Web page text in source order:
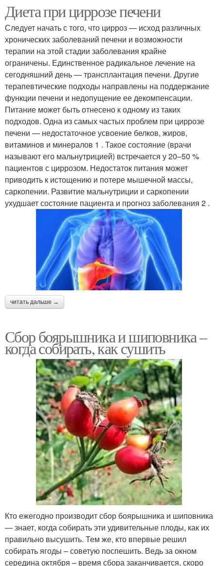
Диета при циррозе печени
Следует начать с того, что цирроз — исход различных
хронических заболеваний печени и возможности
терапии на этой стадии заболевания крайне
ограничены. Единственное радикальное лечение на
сегодняшний день — трансплантация печени. Другие
терапевтические подходы направлены на поддержание
функции печени и недопущение ее декомпенсации.
Питание может быть отнесено к одному из таких
подходов. Одна из самых частых проблем при циррозе
печени — недостаточное усвоение белков, жиров,
витаминов и минералов 1 . Такое состояние (врачи
называют его мальнутрицией) встречается у 20–50 %
пациентов с циррозом. Недостаток питания может
приводить к истощению и потере мышечной массы,
саркопении. Развитие мальнутриции и саркопении
ухудшает состояние пациента и прогноз заболевания 2 .
читать дальше →
Сбор боярышника и шиповника –
когда собирать, как сушить
Кто ежегодно производит сбор боярышника и шиповника
— знает, когда собирать эти удивительные плоды, как их
правильно высушить. Тем же, кто впервые решил
собирать ягоды – советую поспешить. Ведь за окном
середина октября – время сбора заканчивается, скоро